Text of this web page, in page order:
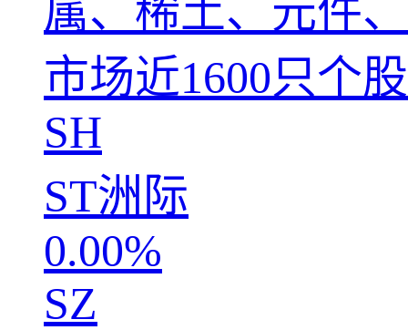
属、稀土、元件
市场近1600只个
SH
ST洲际
0.00%
SZ